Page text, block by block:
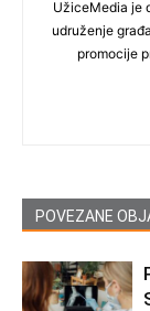
UžiceMedia je
udruženje
promocije
POVEZANE